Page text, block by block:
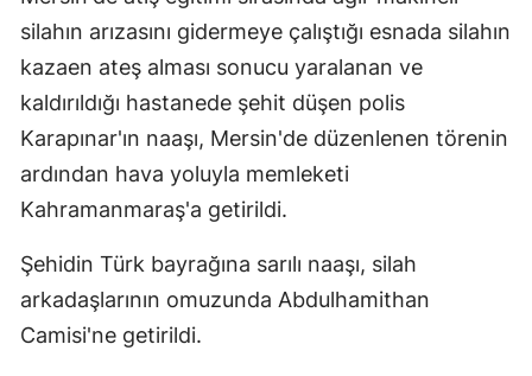
silahın arızasını gidermeye çalıştığı esnada silahın
kazaen ateş alması sonucu yaralanan ve
kaldırıldığı hastanede şehit düşen polis
Karapınar'ın naaşı, Mersin'de düzenlenen törenin
ardından hava yoluyla memleketi
Kahramanmaraş'a getirildi.
Şehidin Türk bayrağına sarılı naaşı, silah
arkadaşlarının omuzunda Abdulhamithan
Camisi'ne getirildi.